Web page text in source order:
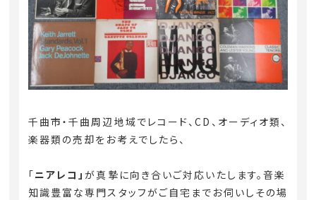
千曲市・千曲周辺地域でレコード、CD、オーディオ類、
楽器類の売却をお考えでしたら、
「ニアレコ」が真摯に向き合いご対応いたします。音楽
知識豊富な専門スタッフがご自宅までお伺いしその場